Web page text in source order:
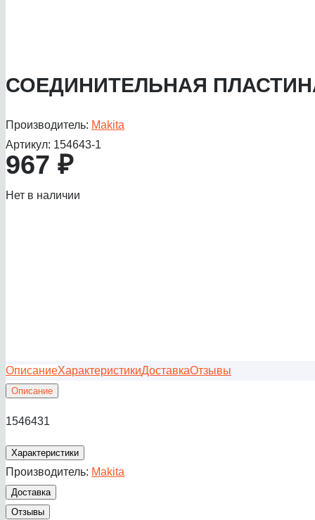
СОЕДИНИТЕЛЬНАЯ
Производитель: Makita
Артикул: 154643-1
967 ₽
Нет в наличии
ОписаниеХарактеристикиДоставкаОтзывы
Описание
1546431
Характеристики
Производитель: Makita
Доставка
Отзывы